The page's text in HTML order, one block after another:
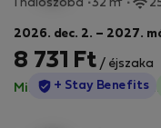
1 hálószoba
32 m
2026. dec. 2. – 2027.
8 731 Ft / éjszaka
Minden díj benne van·
StayProtection
+ Stay Benefits